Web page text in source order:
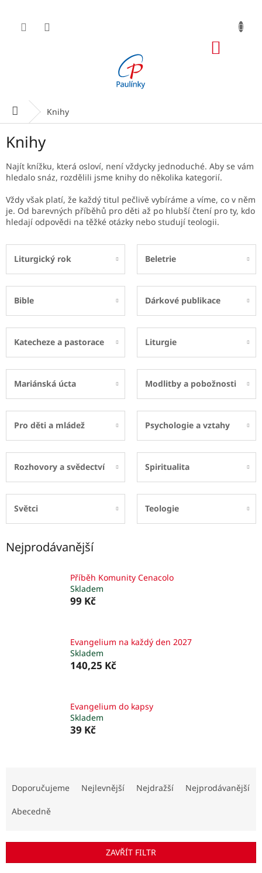
obsah
Domů Knihy
Knihy
Najít knížku, která osloví, není vždycky jednoduché. Aby se vám
hledalo snáz, rozdělili jsme knihy do několika kategorií.
Vždy však platí, že každý titul pečlivě vybíráme a víme, co v něm
je. Od barevných příběhů pro děti až po hlubší čtení pro ty, kdo
hledají odpovědi na těžké otázky nebo studují teologii.
Liturgický rok Beletrie
Bible Dárkové publikace
Katecheze a pastorace Liturgie
Mariánská úcta Modlitby a pobožnosti
Pro děti a mládež Psychologie a vztahy
Rozhovory a svědectví Spiritualita
Světci Teologie
Nejprodávanější
Příběh Komunity Cenacolo
Skladem
99 Kč
Evangelium na každý den 2027
Skladem
140,25 Kč
Evangelium do kapsy
Skladem
39 Kč
r
Doporučujeme Nejlevnější Nejdražší Nejprodávanější
Abecedně
ZAVŘÍT FILTR